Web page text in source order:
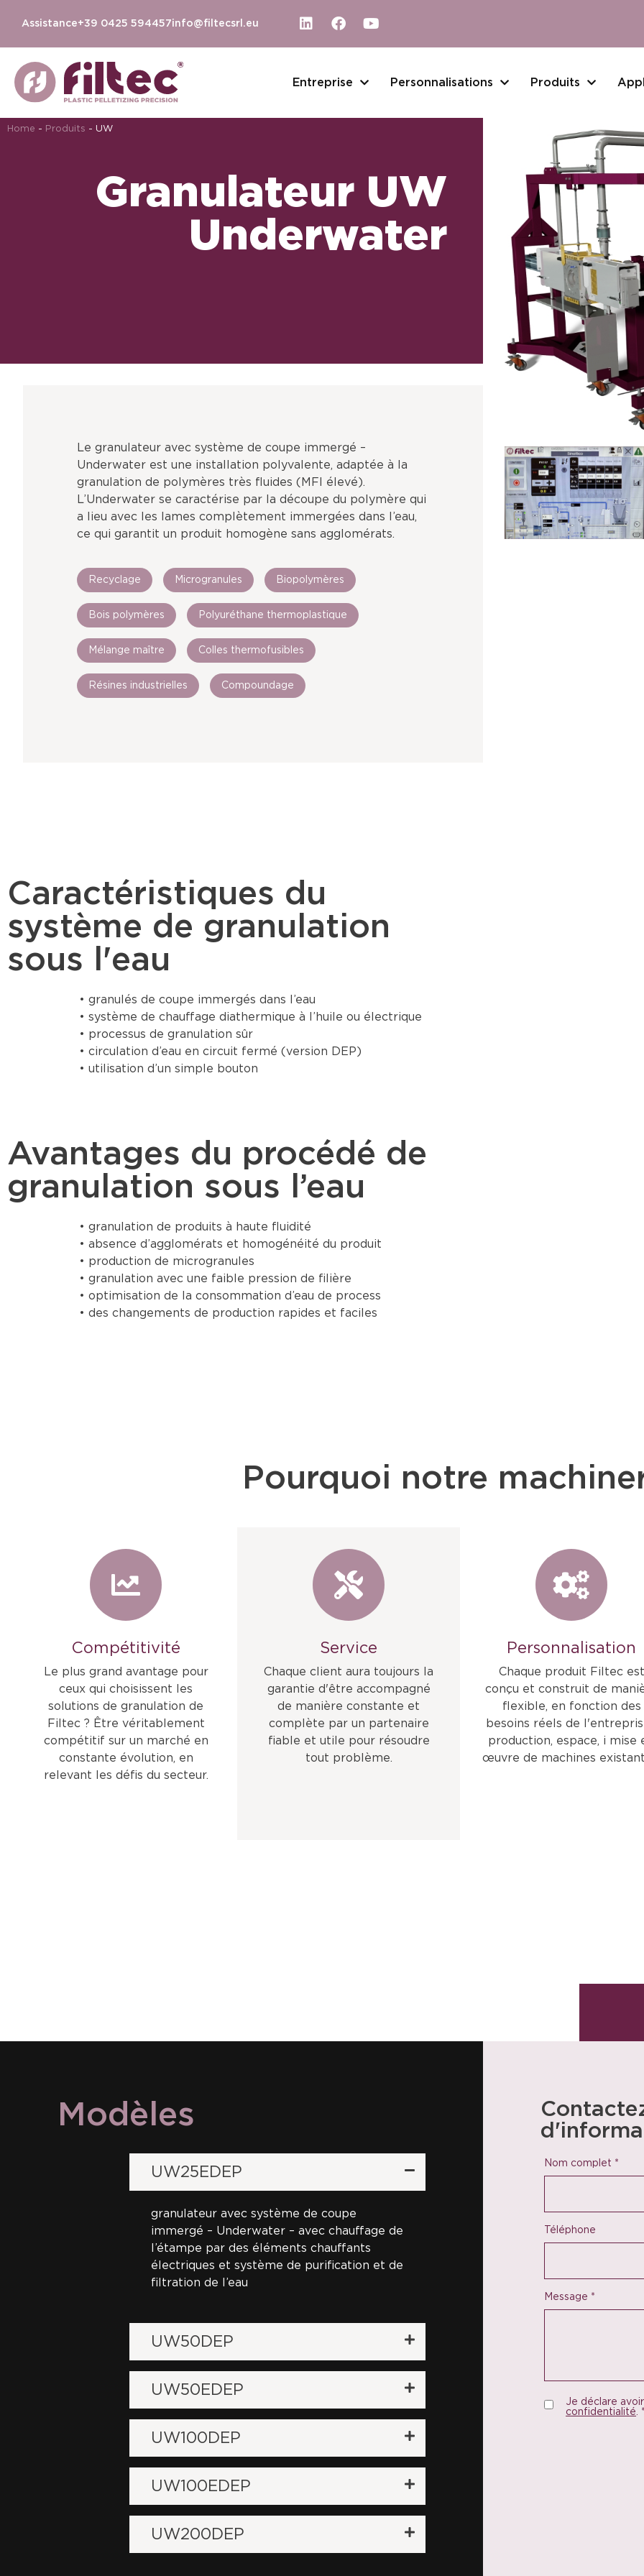
Assistance+39 0425 594457info@filtecsrl.eu
Entreprise Personnalisations Produits
Home - Produits - UW
Granulateur UW
Underwater
Le granulateur avec système de coupe immergé –
Underwater est une installation polyvalente, adaptée à la
granulation de polymères très fluides (MFI élevé).
L’Underwater se caractérise par la découpe du polymère qui
a lieu avec les lames complètement immergées dans l’eau,
ce qui garantit un produit homogène sans agglomérats.
Recyclage Microgranules Biopolymères
Bois polymères Polyuréthane thermoplastique
Mélange maître Colles thermofusibles
Résines industrielles Compoundage
Caractéristiques du
système de granulation
sous l'eau
• granulés de coupe immergés dans l’eau
• système de chauffage diathermique à l’huile ou électrique
• processus de granulation sûr
• circulation d’eau en circuit fermé (version DEP)
• utilisation d’un simple bouton
Avantages du procédé de
granulation sous l’eau
• granulation de produits à haute fluidité
• absence d’agglomérats et homogénéité du produit
• production de microgranules
• granulation avec une faible pression de filière
• optimisation de la consommation d’eau de process
• des changements de production rapides et faciles
Pourquoi notre
Compétitivité
Le plus grand avantage pour
ceux qui choisissent les
solutions de granulation de
Filtec ? Être véritablement
compétitif sur un marché en
constante évolution, en
relevant les défis du secteur.
Service
Chaque client aura toujours la
garantie d'être accompagné
de manière constante et
complète par un partenaire
fiable et utile pour résoudre
tout problème.
Personnalisation
Chaque produit Filtec est
conçu et construit de
flexible, en fonction des
besoins réels de
production, espace, i mise
œuvre de machines
Modèles
UW25EDEP
granulateur avec système de coupe
immergé – Underwater – avec chauffage de
l’étampe par des éléments chauffants
électriques et système de purification et de
filtration de l’eau
UW50DEP
UW50EDEP
UW100DEP
UW100EDEP
UW200DEP
Nom complet *
Téléphone
Message *
Je déclare
confidentialité